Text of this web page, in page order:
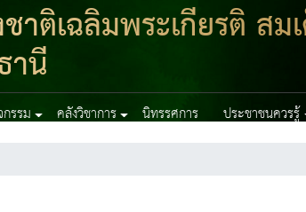
ติเฉลิมพระเกียรติ สม
านี
รรม คลังวิชาการ นิทรรศการ ประชาชนควรรู้